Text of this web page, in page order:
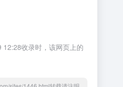
收录时，该网页上的